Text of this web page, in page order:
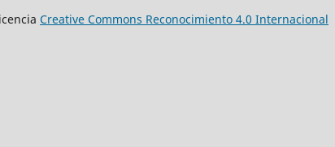
Creative Commons Reconocimiento 4.0 Internacional